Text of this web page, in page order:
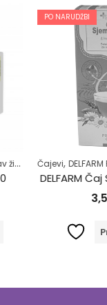
život
PO NARUDŽBI
Čajevi,DELFARM
DELFARM